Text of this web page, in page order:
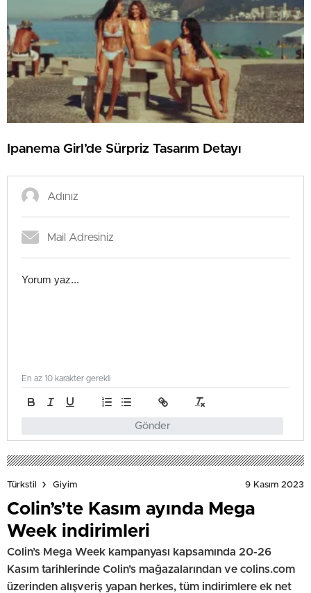
Ipanema Girl’de Sürpriz Tasarım Detayı
Gönder
En az 10 karakter gerekli
Türkstil Giyim 9 Kasım 2023
Colin’s’te Kasım ayında Mega
Week indirimleri
Colin’s Mega Week kampanyası kapsamında 20-26
Kasım tarihlerinde Colin’s mağazalarından ve colins.com
üzerinden alışveriş yapan herkes, tüm indirimlere ek net